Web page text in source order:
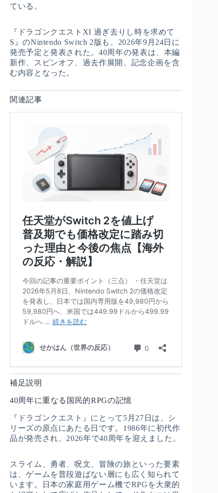
ている。
『ドラゴンクエストXI 過ぎ去りし時を求めて
S』のNintendo Switch 2版も、2026年9月24日に
発売予定と発表された。40周年の発表は、本編
新作、スピンオフ、過去作展開、記念企画を含
む内容となった。
関連記事
補足説明
40周年に重なる国民的RPGの記憶
『ドラゴンクエスト』にとって5月27日は、シ
リーズの原点にあたる日です。1986年に初代作
品が発売され、2026年で40周年を迎えました。
スライム、勇者、呪文、冒険の旅といった要素
は、ゲームを普段遊ばない層にも広く知られて
います。日本の家庭用ゲーム機でRPGを大衆的